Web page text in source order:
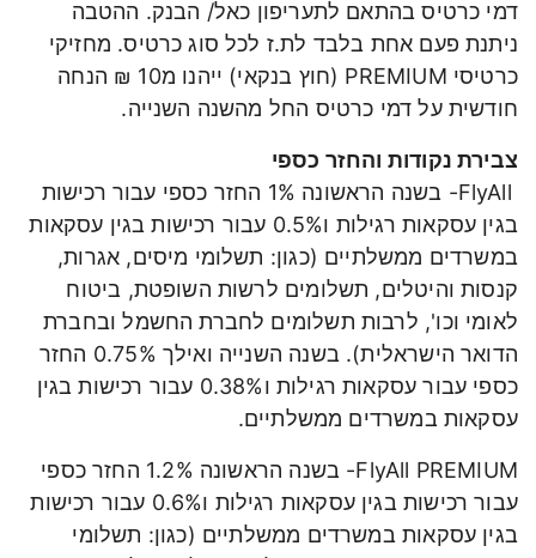
דמי כרטיס בהתאם לתעריפון כאל/ הבנק. ההטבה
ניתנת פעם אחת בלבד לת.ז לכל סוג כרטיס. מחזיקי
כרטיסי
PREMIUM (חוץ בנקאי) ייהנו מ10 ₪ הנחה
חודשית על דמי כרטיס החל מהשנה השנייה.
צבירת נקודות והחזר כספי
FlyAll- בשנה הראשונה 1% החזר כספי עבור רכישות
בגין עסקאות רגילות ו0.5% עבור רכישות בגין עסקאות
במשרדים ממשלתיים (כגון: תשלומי מיסים, אגרות,
קנסות והיטלים, תשלומים לרשות השופטת, ביטוח
לאומי וכו', לרבות תשלומים לחברת החשמל ובחברת
הדואר הישראלית). בשנה השנייה ואילך 0.75% החזר
כספי עבור עסקאות רגילות ו0.38% עבור רכישות בגין
עסקאות במשרדים ממשלתיים.
FlyAll PREMIUM- בשנה הראשונה 1.2% החזר כספי
עבור רכישות בגין עסקאות רגילות ו0.6% עבור רכישות
בגין עסקאות במשרדים ממשלתיים (כגון: תשלומי